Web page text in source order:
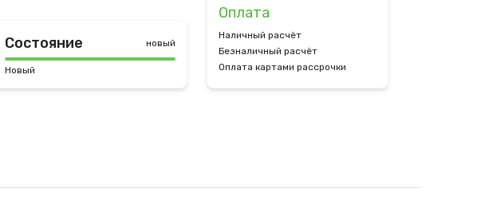
Состояние новый
Новый
Оплата
Наличный расчёт
Безналичный расчёт
Оплата картами рассрочки